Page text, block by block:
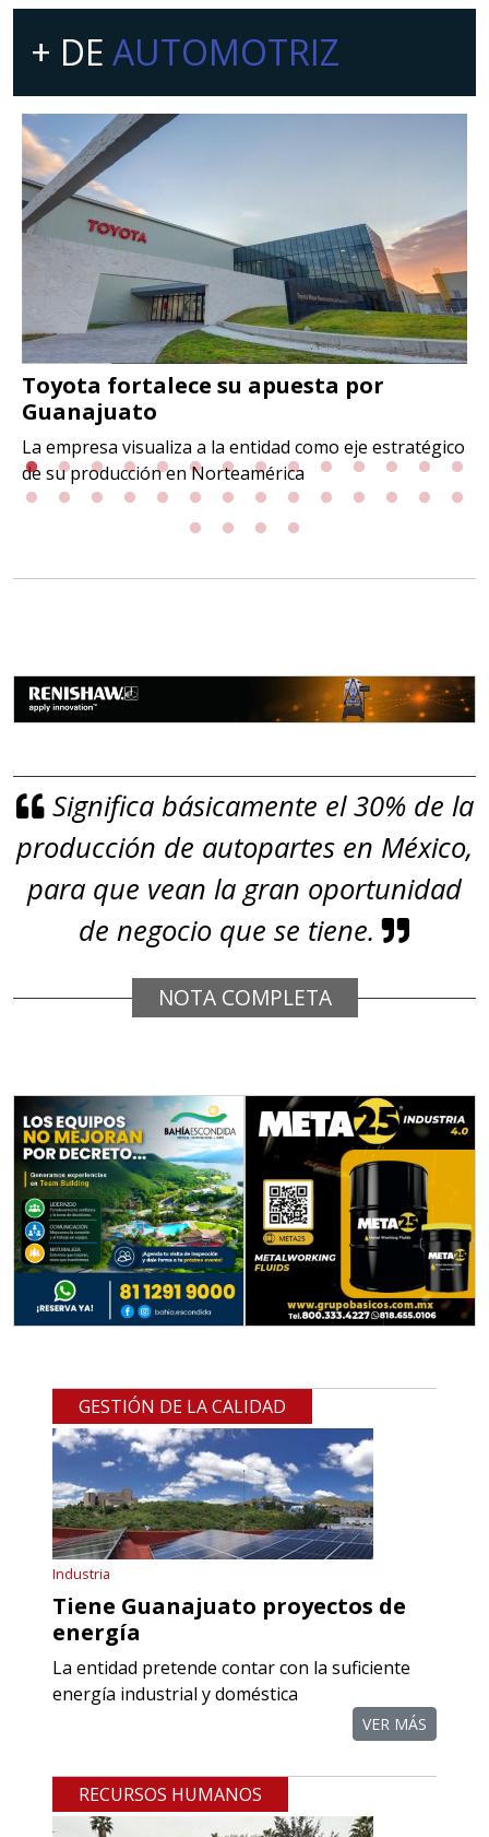
+ DE AUTOMOTRIZ
Toyota fortalece su apuesta por
Guanajuato
La empresa visualiza a la entidad como eje estratégico
de su producción en Norteamérica
Significa básicamente el 30% de la
producción de autopartes en México,
para que vean la gran oportunidad
de negocio que se tiene.
NOTA COMPLETA
GESTIÓN DE LA CALIDAD
Industria
Tiene Guanajuato proyectos de
energía
La entidad pretende contar con la suficiente
energía industrial y doméstica
VER MÁS
RECURSOS HUMANOS